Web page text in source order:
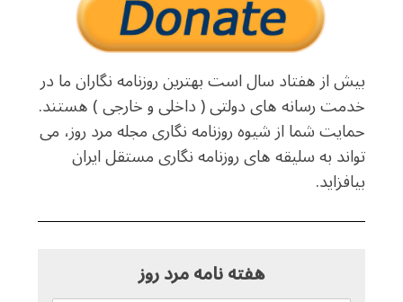
بیش از هفتاد سال است بهترین روزنامه نگاران ما در
خدمت رسانه های دولتی ( داخلی و خارجی ) هستند.
حمایت شما از شیوه روزنامه نگاری مجله مرد روز، می
تواند به سلیقه های روزنامه نگاری مستقل ایران
بیافزاید.
هفته نامه مرد روز